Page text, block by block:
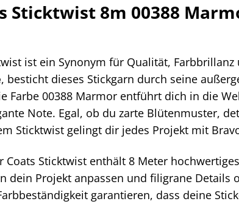
Sticktwist 8m 00388
ist ein Synonym für Qualität,
, besticht dieses Stickgarn durch seine
Farbe 00388 Marmor entführt dich in die
Note. Egal, ob du zarte Blütenmuster,
Sticktwist gelingt dir jedes Projekt mit
Coats Sticktwist enthält 8 Meter
dein Projekt anpassen und filigrane Details
garantieren, dass deine